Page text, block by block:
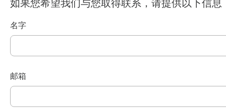
如果您希望我们与您取得联系，请提供以下信息
名字
邮箱